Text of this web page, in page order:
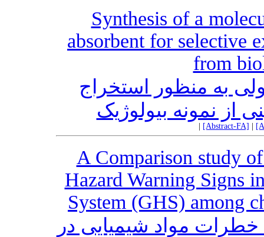
Synthesis of a
absorbent for selective
from
به منظور استخراج
از نمونه بیولوژیک
[Abstract-FA]
A Comparison study
Hazard Warning Signs
System (GHS) among
خطرات مواد شیمیایی در